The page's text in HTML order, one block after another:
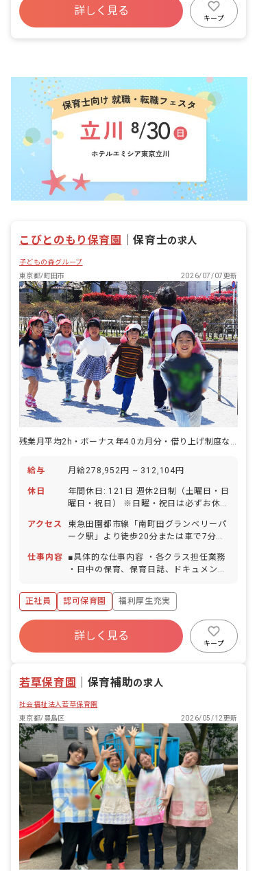
念 子ども一人ひとりを大切にして、温か
い愛情のこもった保育を行い、保護者や
い、一人ひとりの個性を大切に伸ばして
います。
寮・住宅・家賃補助あり
社会保険完備
詳しく見る
キープ
こびとのもり保育園 ｜保育士の求人
子どもの森グループ
東京都/町田市
2026/07/07更新
残業月平均2h・ボーナス年4.0カ月分・借り上げ制度など福利厚生も充実
給与 月給278,952円 ~ 312,104円
休日
年間休日: 121日 週休2日制（土曜日・日
曜日・祝日） ※日曜・祝日は必ずお休み
でお休みが可能です。 【年間休日121日
／リフレッシュ休暇含む】 リフレッシュ
休暇（6日間） ※入職してすぐ取得で
きます。 年末年始休暇（12/29～1/3）
可／連休OK） ※有休が取りやすく自由
度が高い為、職員の満足度も高いのが当
法人の特徴です。 慶弔休暇 産前産後・
育児休暇（取得率100％・復帰率90％）
介護・看護休暇 ※お休みの相談もしやす
く自由に取れることで職員の満足度が高
アクセス
東急田園都市線「南町田グランベリーパ
ーク駅」より徒歩20分または車で7分／
原」バス停から徒歩2分 ※自転車通勤
OK！マイカー通勤は要相談となります。
仕事内容
■具体的な仕事内容 ・各クラス担任業務
・日中の保育、保育日誌、ドキュメンテ
ど ・保育計画の作成（年案、月案、週
案） ・行事や係などの準備 ・保護者対
応や子育て支援に向けての準備 ■保育理
念 子ども1人ひとりを大切にして、温か
い愛情のこもった保育を行ない、保護者
や地域から信頼される保育園を目指す。
「やさしいこころ」「がまんづよいこ」
い、1人ひとりの個性を大切に伸ばして
正社員 認可保育園
福利厚生充実
ボーナス・賞与あり
寮・住宅・家賃補助あり
社会保険完備
昇給昇進あり
詳しく見る
キープ
若草保育園 保育補助の求人
社会福祉法人若草保育園
東京都/豊島区
2026/05/12更新